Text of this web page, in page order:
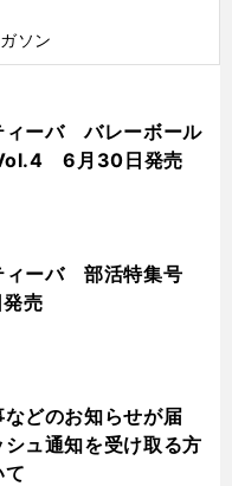
ソン
ィーバ バレーボール
6月30日発売
ィーバ 部活特集号
売
どのお知らせが届
ュ通知を受け取る方
て